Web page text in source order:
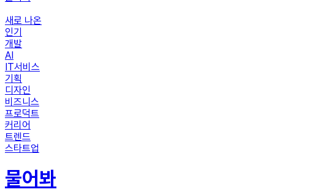
새로 나온
인기
개발
AI
IT서비스
기획
디자인
비즈니스
프로덕트
커리어
트렌드
스타트업
물어봐